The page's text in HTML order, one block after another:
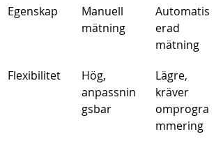
Egenskap
Manuell
mätning
Automatis
erad
mätning
Flexibilitet
Hög,
anpassnin
gsbar
Lägre,
kräver
omprogra
mmering